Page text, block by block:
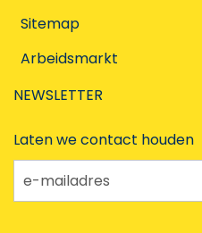
Sitemap
Arbeidsmarkt
NEWSLETTER
Laten we contact houden
e-mailadres